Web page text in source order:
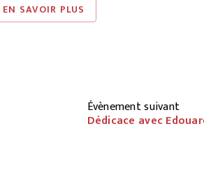
EN SAVOIR PLUS
Évènement suivant
Dédicace avec